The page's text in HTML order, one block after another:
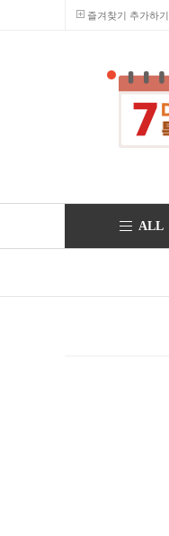
즐겨찾기 추가하기
ALL